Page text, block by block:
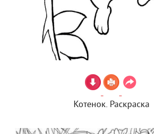
Котенок. Раскраска